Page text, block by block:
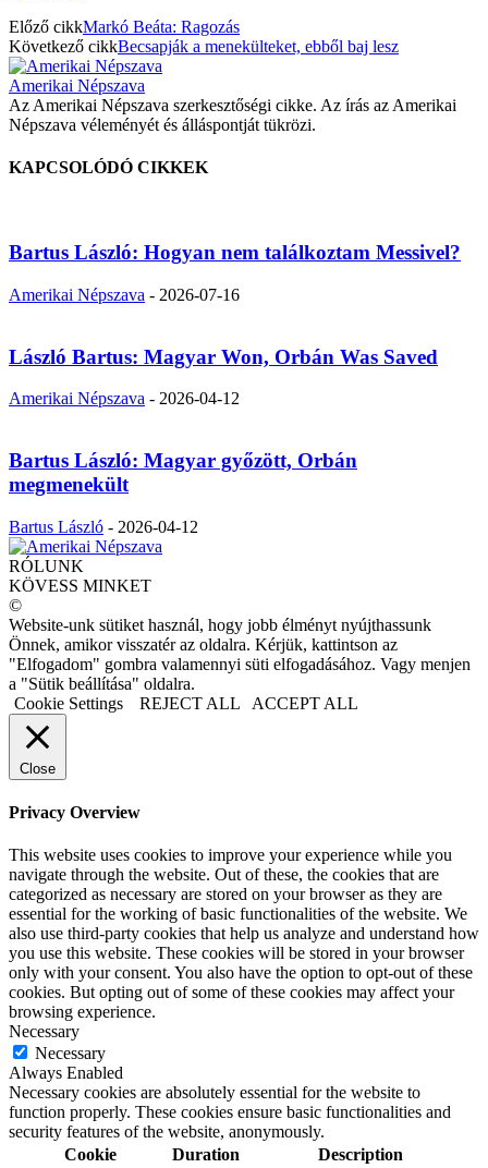
Előző cikkMarkó Beáta: Ragozás
Következő cikkBecsapják a menekülteket, ebből baj lesz
Amerikai Népszava
Az Amerikai Népszava szerkesztőségi cikke. Az írás az Amerikai
Népszava véleményét és álláspontját tükrözi.
KAPCSOLÓDÓ CIKKEK
Bartus László: Hogyan nem találkoztam Messivel?
Amerikai Népszava - 2026-07-16
László Bartus: Magyar Won, Orbán Was Saved
Amerikai Népszava - 2026-04-12
Bartus László: Magyar győzött, Orbán
megmenekült
Bartus László - 2026-04-12
RÓLUNK
KÖVESS MINKET
©
Website-unk sütiket használ, hogy jobb élményt nyújthassunk
Önnek, amikor visszatér az oldalra. Kérjük, kattintson az
"Elfogadom" gombra valamennyi süti elfogadásához. Vagy menjen
a "Sütik beállítása" oldalra.
Cookie Settings
REJECT ALL ACCEPT ALL
Close
Privacy Overview
This website uses cookies to improve your experience while you
navigate through the website. Out of these, the cookies that are
categorized as necessary are stored on your browser as they are
essential for the working of basic functionalities of the website. We
also use third-party cookies that help us analyze and understand how
you use this website. These cookies will be stored in your browser
only with your consent. You also have the option to opt-out of these
cookies. But opting out of some of these cookies may affect your
browsing experience.
Necessary
Necessary
Always Enabled
Necessary cookies are absolutely essential for the website to
function properly. These cookies ensure basic functionalities and
security features of the website, anonymously.
Cookie
Duration Description